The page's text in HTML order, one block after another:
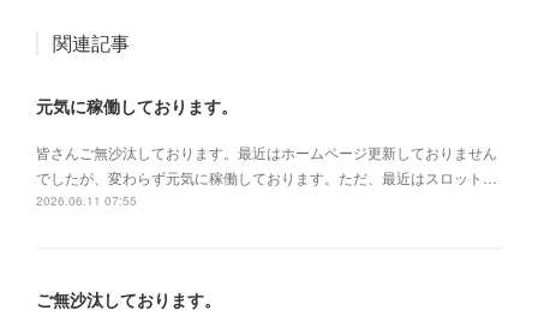
関連記事
元気に稼働しております。
皆さんご無沙汰しております。最近はホームページ更新しておりません
でしたが、変わらず元気に稼働しております。ただ、最近はスロット…
2026.06.11 07:55
ご無沙汰しております。